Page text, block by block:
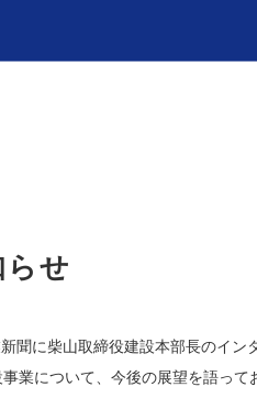
せ
に柴山取締役建設本部長のイン
業について、今後の展望を語って